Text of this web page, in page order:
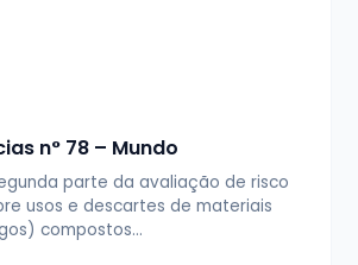
n° 78 – Mundo
parte da avaliação de risco
usos e descartes de materiais
compostos…